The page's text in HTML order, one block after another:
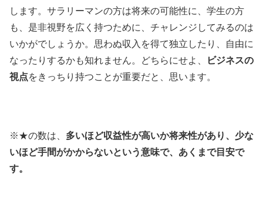
します。サラリーマンの方は将来の可能性に、学生の方
も、是非視野を広く持つために、チャレンジしてみるのは
いかがでしょうか。思わぬ収入を得て独立したり、自由に
なったりするかも知れません。どちらにせよ、
ビジネスの
視点をきっちり持つことが重要だと、思います。
※★の数は、 多いほど収益性が高いか将来性があり、少な
いほど手間がかからないという意味で、あくまで目安で
す。